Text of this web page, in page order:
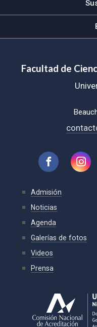
Facultad de
Admisión
Noticias
Agenda
Galerías de fotos
Videos
Prensa